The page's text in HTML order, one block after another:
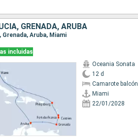
GRENADA, ARUBA
Aruba, Miami
incluidas
Oceania Sonata
12 d
Camarote balcón
Miami
22/01/2028